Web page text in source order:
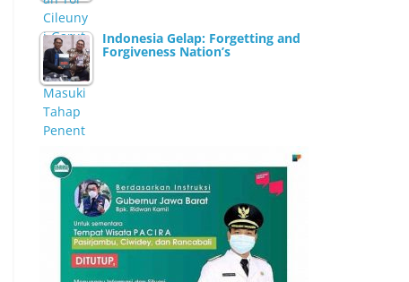
Indonesia Gelap: Forgetting and
Forgiveness Nation’s